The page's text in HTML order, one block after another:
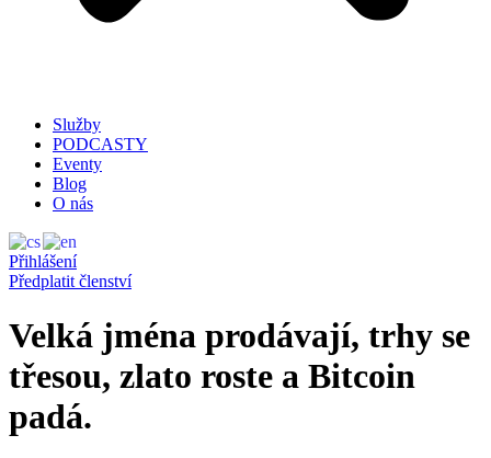
Služby
PODCASTY
Eventy
Blog
O nás
Přihlášení
Předplatit členství
Velká jména prodávají, trhy se
třesou, zlato roste a Bitcoin
padá.